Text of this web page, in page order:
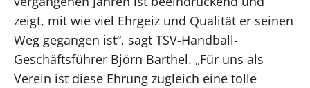
zeigt, mit wie viel Ehrgeiz und Qualität er seinen
Weg gegangen ist“, sagt TSV-Handball-
Geschäftsführer Björn Barthel. „Für uns als
Verein ist diese Ehrung zugleich eine tolle